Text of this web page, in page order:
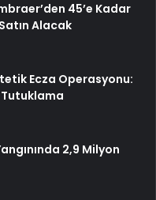
45’e Kadar
Alacak
Ecza Operasyonu:
Tutuklama
2,9 Milyon